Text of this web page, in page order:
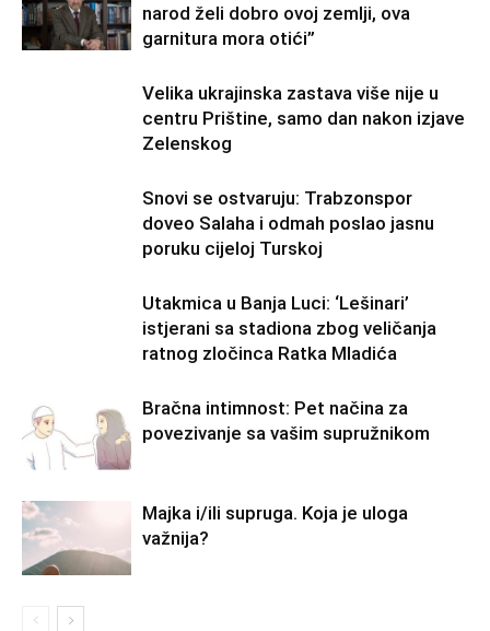
narod želi dobro ovoj zemlji, ova
garnitura mora otići”
Velika ukrajinska zastava više nije u
centru Prištine, samo dan nakon izjave
Zelenskog
Snovi se ostvaruju: Trabzonspor
doveo Salaha i odmah poslao jasnu
poruku cijeloj Turskoj
Utakmica u Banja Luci: ‘Lešinari’
istjerani sa stadiona zbog veličanja
ratnog zločinca Ratka Mladića
Bračna intimnost: Pet načina za
povezivanje sa vašim supružnikom
Majka i/ili supruga. Koja je uloga
važnija?